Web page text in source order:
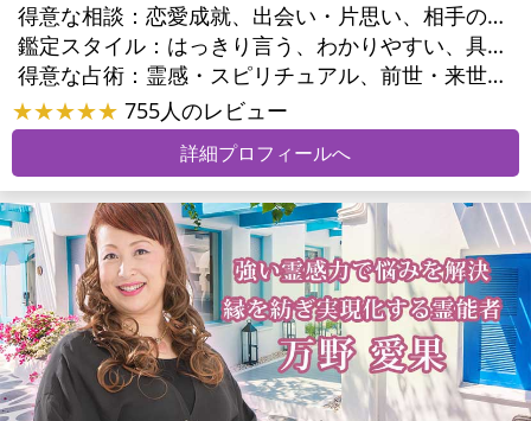
得意な相談：
恋愛成就、出会い・片思い、相手の気持ち、相性、結婚、男心・女心、二人の今後、複雑な恋愛、三角関係、略奪愛、浮気、不倫、復活愛、離婚、人間関係、職場の人間関係、対人関係、仕事運、適職、天職、転職、就職、人生全般、使命、夢、目標、家族関係、夫婦関係、家庭問題、夫婦問題、美容、精神問題、心の問題、うつ、トラウマ、ストレス、いじめ、人生相談、霊的問題、前世、パワーストーン選択、開運指導、金運
鑑定スタイル：
はっきり言う、わかりやすい、具体的、的確、納得感、情報量が多い、友達のように相談できる、聞き上手、とても話しやすい、じっくり聞いてくれる、愛にあふれ温かい、深く濃厚、勇気をくれる、前向き・元気になれる
得意な占術：
霊感・スピリチュアル、前世・来世、ソウルメイト、タロット、オラクルカード、風水、占星術、パワーストーン、サイコロ、カウンセリング、ルノルマンカード
★★★★★ 755人のレビュー
詳細プロフィールへ